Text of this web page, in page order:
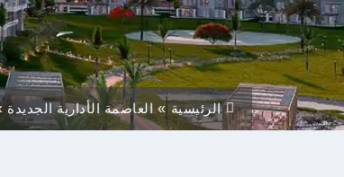
الرئيسية العاصمة الأدارية الجديدة